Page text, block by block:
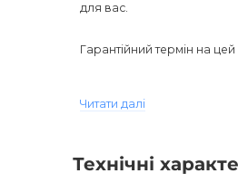
для вас.
Гарантійний термін на цей
кімнату, стане прекрасним
Зверніть увагу, що
виробником.
Читати далі
Технічні